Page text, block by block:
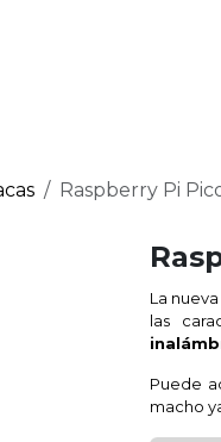
Raspberry Pi
La
las
Puede
macho